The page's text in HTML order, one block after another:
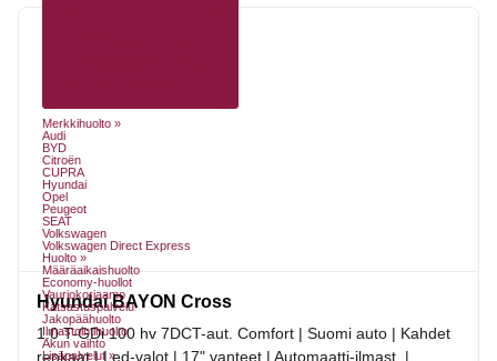
Merkkihuolto »
Audi
BYD
Citroën
CUPRA
Hyundai
Opel
Peugeot
SEAT
Volkswagen
Volkswagen Direct Express
Huolto »
Määräaikaishuolto
Economy-huollot
Vauriokorjaamo
Katsastuspalvelu
Jakopäähuolto
Ilmastointihuolto
Akun vaihto
Lisäpalvelut »
Hyundai BAYON Cross
1.0 T-GDi 100 hv 7DCT-aut. Comfort | Suomi auto | Kahdet
renkaat | Led-valot | 17" vanteet | Automaatti-ilmast. |